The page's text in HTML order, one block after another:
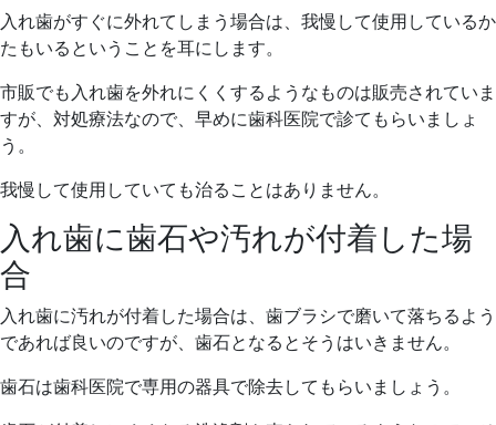
入れ歯がすぐに外れてしまう場合は、我慢して使用しているか
たもいるということを耳にします。
市販でも入れ歯を外れにくくするようなものは販売されていま
すが、対処療法なので、早めに歯科医院で診てもらいましょ
う。
我慢して使用していても治ることはありません。
入れ歯に歯石や汚れが付着した場
合
入れ歯に汚れが付着した場合は、歯ブラシで磨いて落ちるよう
であれば良いのですが、歯石となるとそうはいきません。
歯石は歯科医院で専用の器具で除去してもらいましょう。